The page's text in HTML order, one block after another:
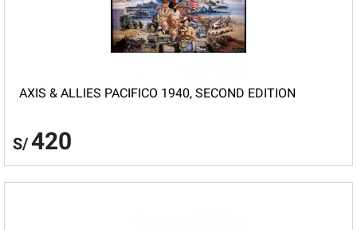
AXIS & ALLIES PACIFICO 1940, SECOND EDITION
S/420